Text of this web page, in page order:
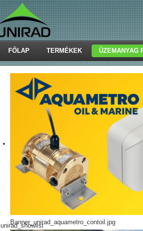
FŐLAP TERMÉKEK ÜZEMANYAG
Banner_unirad_aquametro_contoil.jpg
unirad_showlist